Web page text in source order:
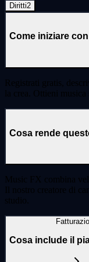
Diritti2
Come iniziare
Registrati gratis,
la crea. Ottieni musica
Cosa rende
Music FX combina
Il nostro creatore di
studio.
Cosa include il